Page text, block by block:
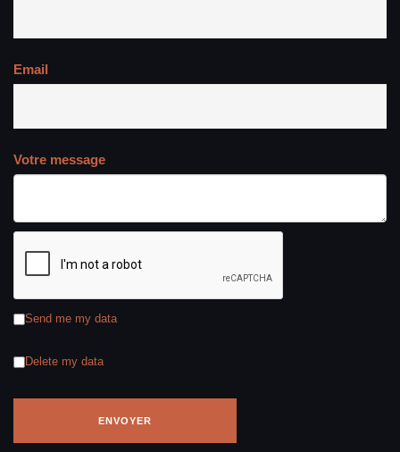
Email
Votre message
Send me my data
Delete my data